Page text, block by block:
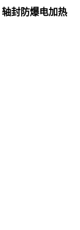
轴封防爆电加热